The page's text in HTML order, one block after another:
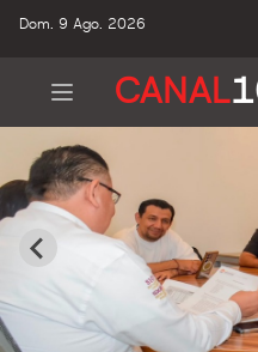
Dom. 9 Ago. 2026
CANAL